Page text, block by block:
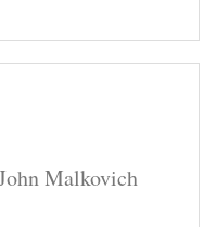
Malkovich